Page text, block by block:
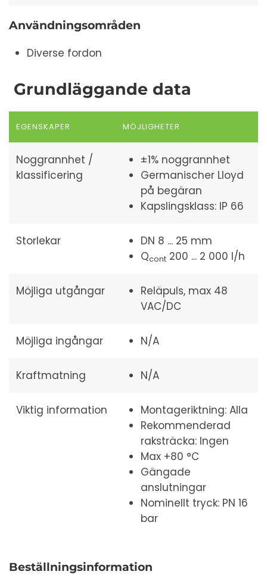
Användningsområden
Diverse fordon
Grundläggande data
EGENSKAPER MÖJLIGHETER
Noggrannhet /
klassificering
±1% noggrannhet
Germanischer Lloyd
på begäran
Kapslingsklass: IP 66
Storlekar
DN 8 ... 25 mm
Qcont 200 ... 2 000 l/h
Möjliga utgångar
Reläpuls, max 48
VAC/DC
Möjliga ingångar N/A
Kraftmatning N/A
Viktig information
Montageriktning: Alla
Rekommenderad
raksträcka: Ingen
Max +80 °C
Gängade
anslutningar
Nominellt tryck: PN 16
bar
Beställningsinformation